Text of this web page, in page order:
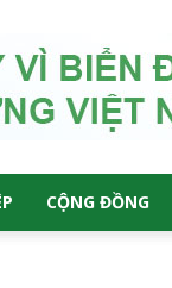
CỘNG ĐỒNG